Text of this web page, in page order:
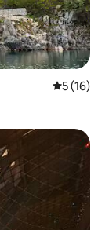
5 (16)